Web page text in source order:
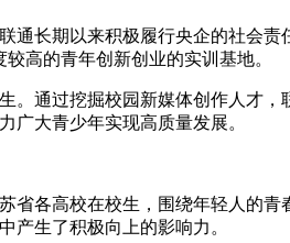
期以来积极履行央企的社会责
高的青年创新创业的实训基地。
通过挖掘校园新媒体创作人才，
广大青少年实现高质量发展。
高校在校生，围绕年轻人的青
产生了积极向上的影响力。